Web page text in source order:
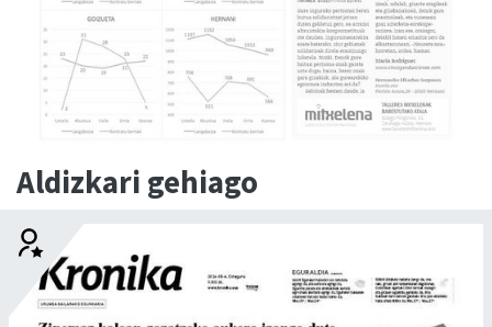
Aldizkari gehiago